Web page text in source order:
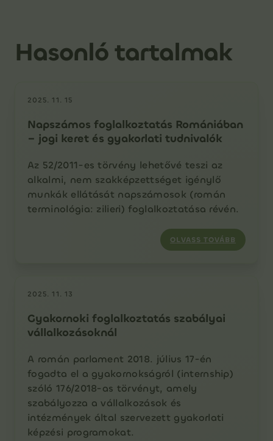
Hasonló tartalmak
2025. 11. 15
Napszámos foglalkoztatás Romániában
– jogi keret és gyakorlati tudnivalók
Az 52/2011-es törvény lehetővé teszi az
alkalmi, nem szakképzettséget igénylő
munkák ellátását napszámosok (román
terminológia: zilieri) foglalkoztatása révén.
OLVASS TOVÁBB
2025. 11. 13
Gyakornoki foglalkoztatás szabályai
vállalkozásoknál
A román parlament 2018. július 17-én
fogadta el a gyakornokságról (internship)
szóló 176/2018-as törvényt, amely
szabályozza a vállalkozások és
intézmények által szervezett gyakorlati
képzési programokat.